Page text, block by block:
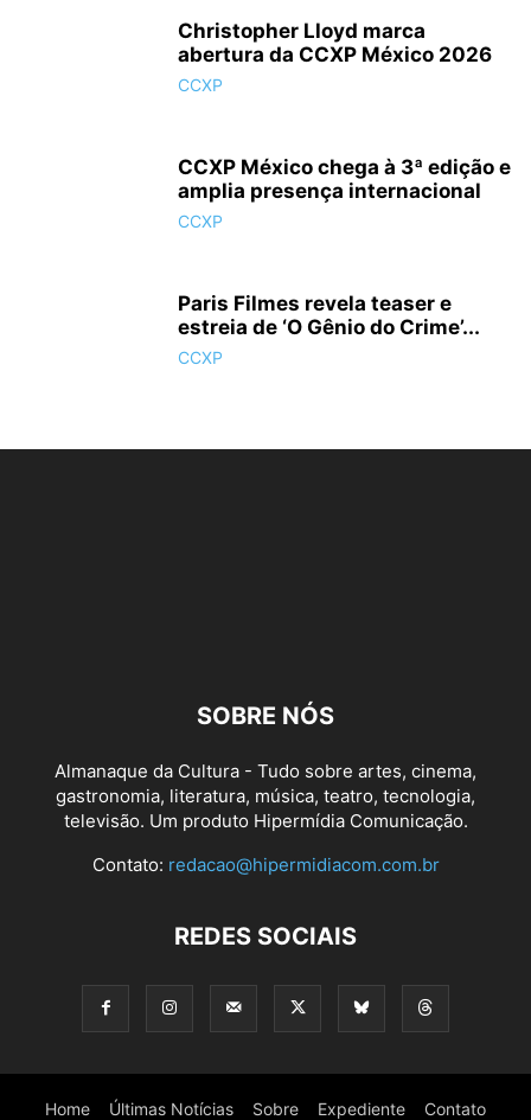
Christopher Lloyd marca
abertura da CCXP México 2026
CCXP
CCXP México chega à 3ª edição e
amplia presença internacional
CCXP
Paris Filmes revela teaser e
estreia de ‘O Gênio do Crime’...
CCXP
SOBRE NÓS
Almanaque da Cultura - Tudo sobre artes, cinema,
gastronomia, literatura, música, teatro, tecnologia,
televisão. Um produto Hipermídia Comunicação.
Contato: redacao@hipermidiacom.com.br
REDES SOCIAIS
Home Últimas Notícias Sobre Expediente Contato